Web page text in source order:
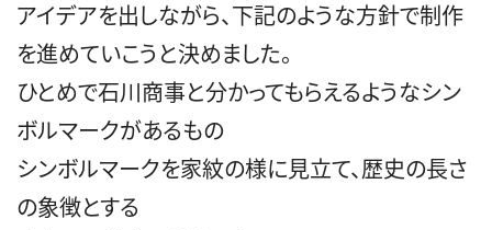
アイデアを出しながら、下記のような方針で制作
を進めていこうと決めました。
ひとめで石川商事と分かってもらえるようなシン
ボルマークがあるもの
シンボルマークを家紋の様に見立て、歴史の長さ
の象徴とする